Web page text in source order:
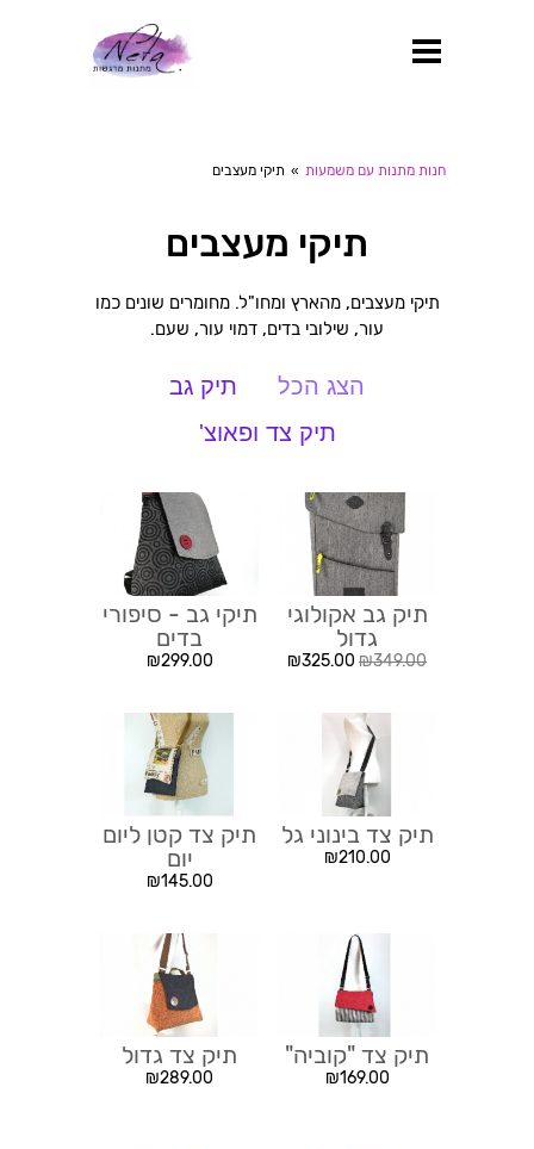
חנות מתנות עם משמעות » תיקי מעצבים
תיקי מעצבים
תיקי מעצבים, מהארץ ומחו"ל. מחומרים שונים כמו
עור, שילובי בדים, דמוי עור, שעם.
הצג הכל
תיק גב
תיק צד ופאוצ'
תיק גב אקולוגי
גדול
₪349.00
₪325.00
תיקי גב - סיפורי
בדים
₪299.00
תיק צד בינוני גל
₪210.00
תיק צד קטן ליום
יום
₪145.00
תיק צד "קוביה"
₪169.00
תיק צד גדול
₪289.00